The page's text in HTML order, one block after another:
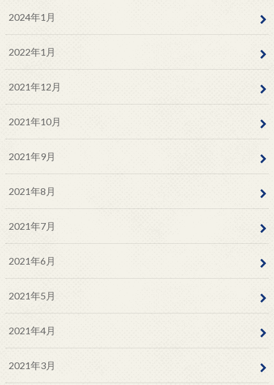
2024年1月
2022年1月
2021年12月
2021年10月
2021年9月
2021年8月
2021年7月
2021年6月
2021年5月
2021年4月
2021年3月